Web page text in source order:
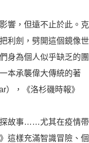
響，但遠不止於此。克
利劍，劈開這個鏡像世
身為個人似乎缺乏的團
本承襲偉大傳統的著
，《洛杉磯時報》
探故事……尤其在疫情帶
這樣充滿智識冒險、個